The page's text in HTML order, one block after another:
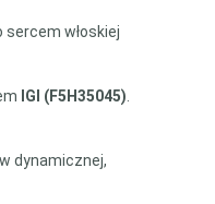
włoskiej
IGI (F5H35045)
dynamicznej,